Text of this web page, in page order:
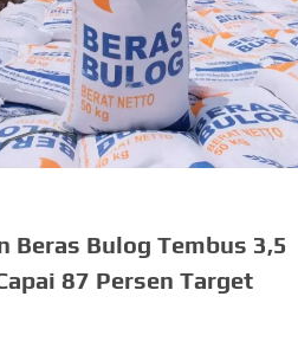
Beras Bulog Tembus 3,5
87 Persen Target